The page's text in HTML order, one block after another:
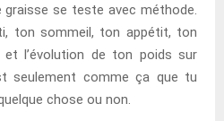
graisse se teste avec méthode.
ton sommeil, ton appétit, ton
et l’évolution de ton poids sur
seulement comme ça que tu
chose ou non.